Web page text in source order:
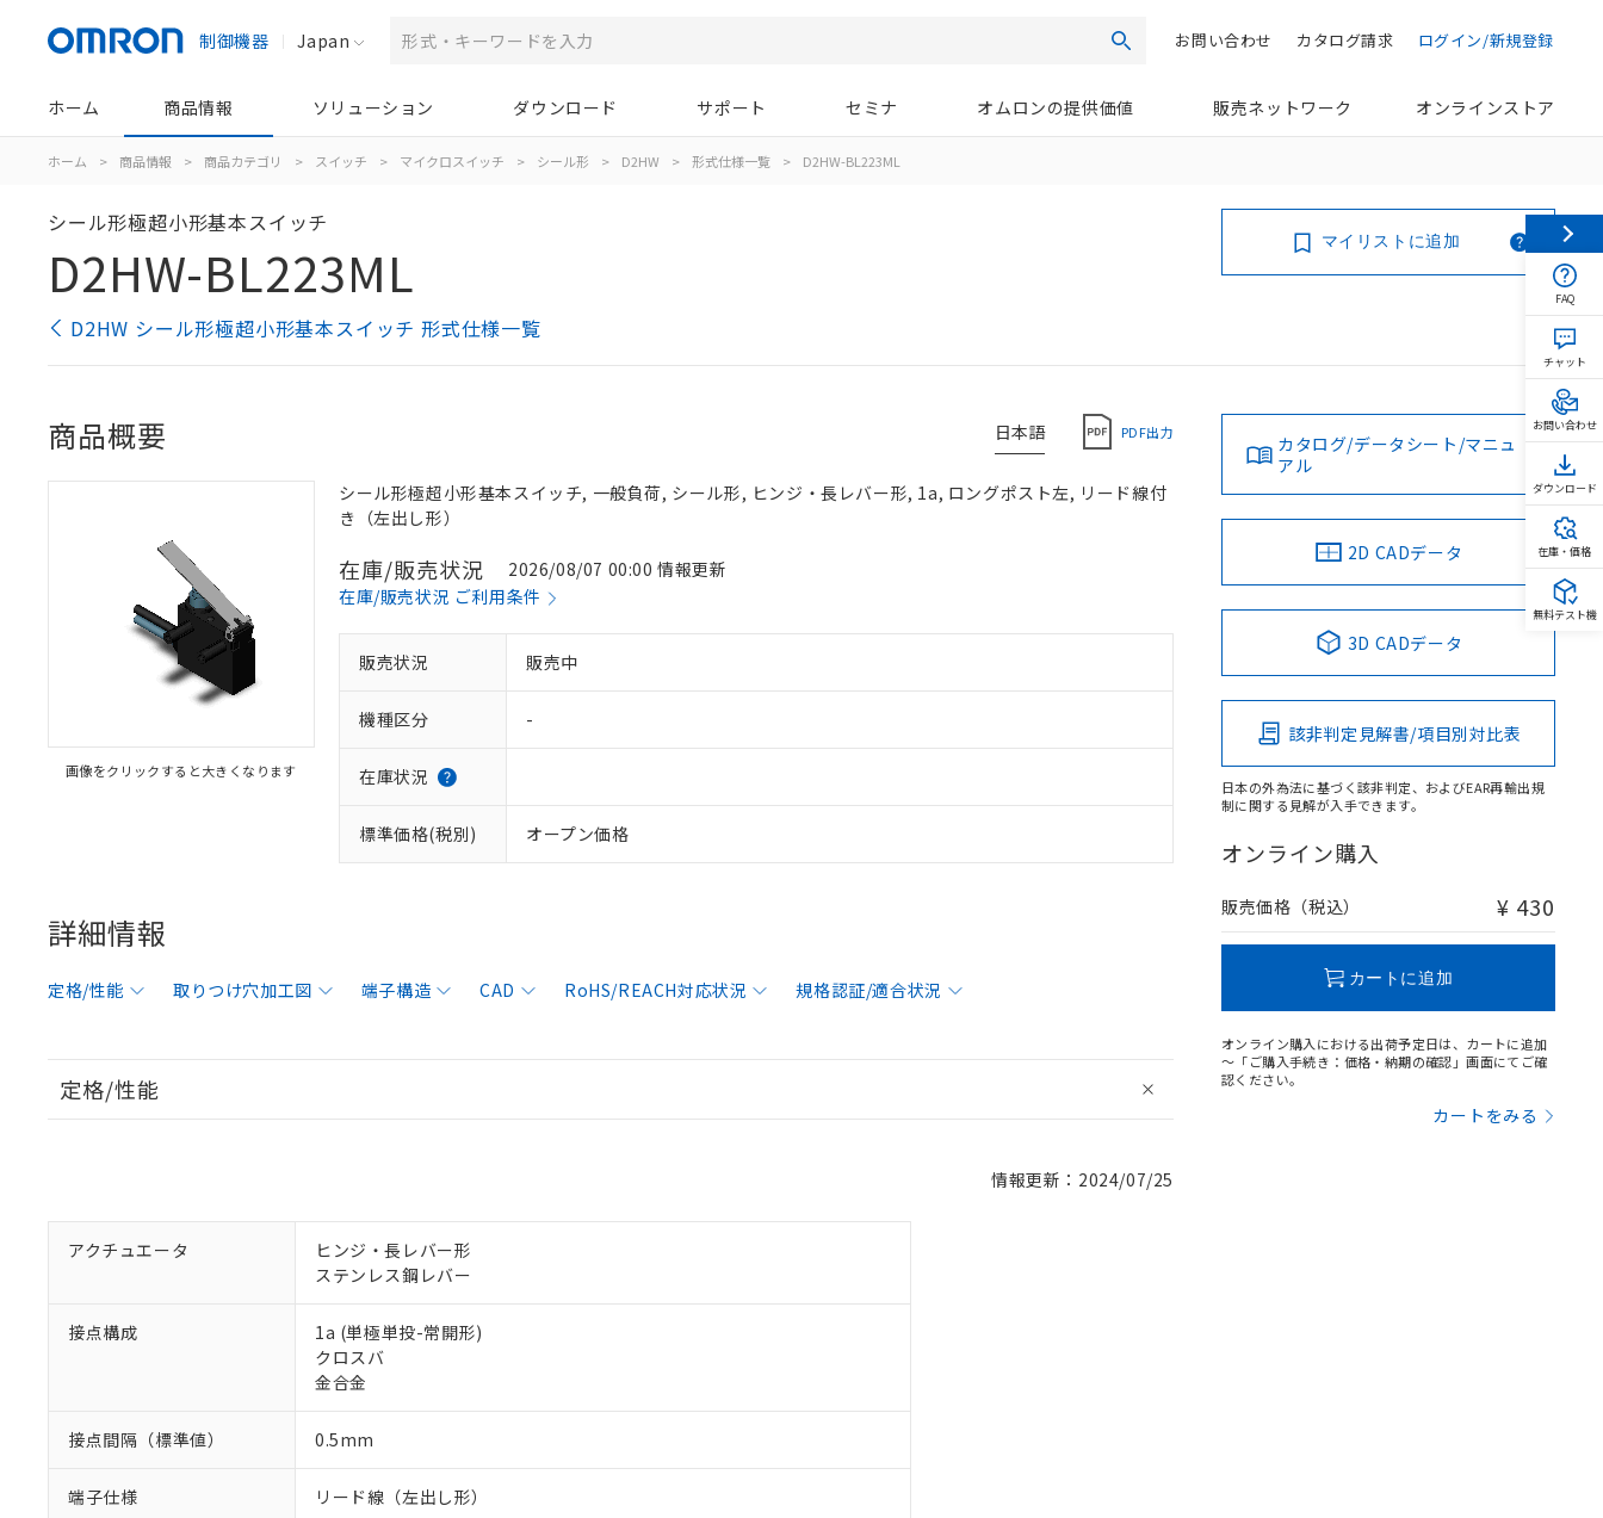
制御機器 Japan 検索 ログイン/新規登録
カタログ請求
お問い合わせ
ホーム 商品情報 ソリューション ダウンロード サポート セミナ オムロンの提供価値 販売ネットワーク オンラインストア
ホーム > 商品情報 > 商品カテゴリ > スイッチ > マイクロスイッチ > シール形 > D2HW > 形式仕様一覧 > D2HW-BL223ML
シール形極超小形基本スイッチ
D2HW-BL223ML
D2HW シール形極超小形基本スイッチ 形式仕様一覧
マイリストに追加
日本語 PDF出力
商品概要
画像をクリックすると大きくなります
シール形極超小形基本スイッチ, 一般負荷, シール形, ヒンジ・長レバー形, 1a, ロングポスト左, リード線付
き（左出し形）
在庫/販売状況
2026/08/07 00:00 情報更新
在庫/販売状況 ご利用条件
販売状況 販売中
機種区分 -
在庫状況
標準価格(税別) オープン価格
詳細情報
定格/性能 取りつけ穴加工図 端子構造 CAD RoHS/REACH対応状況 規格認証/適合状況
定格/性能
情報更新：2024/07/25
アクチュエータ
ヒンジ・長レバー形
ステンレス鋼レバー
接点構成
1a (単極単投-常開形)
クロスバ
金合金
接点間隔（標準値） 0.5mm
端子仕様 リード線（左出し形）
カタログ/データシート/マニュ
アル
2D CADデータ
3D CADデータ
該非判定見解書/項目別対比表
日本の外為法に基づく該非判定、およびEAR再輸出規
制に関する見解が入手できます。
オンライン購入
販売価格（税込） ¥ 430
カートに追加
オンライン購入における出荷予定日は、カートに追加
～「ご購入手続き：価格・納期の確認」画面にてご確
認ください。
カートをみる
FAQ
チャット
お問い合わせ
ダウンロード
在庫・価格
無料テスト機